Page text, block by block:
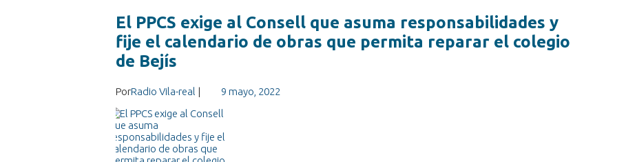
El PPCS exige al Consell que asuma responsabilidades y
fije el calendario de obras que permita reparar el colegio
de Bejís
PorRadio Vila-real | 9 mayo, 2022